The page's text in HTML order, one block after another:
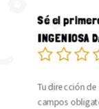
Sé el
INGENIOSA
Tu dirección
campos